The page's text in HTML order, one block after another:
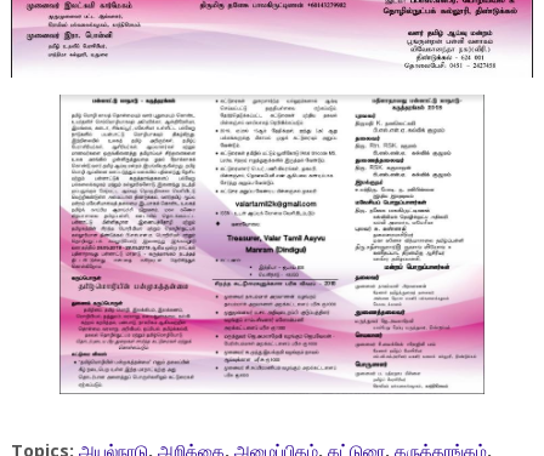
Topics: அயல்நாடு, அறிக்கை, அழைப்பிதழ், கட்டுரை, கருத்தரங்கம்,